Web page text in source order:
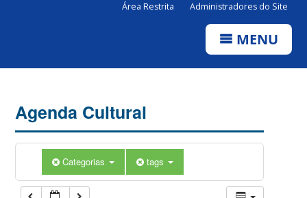
Área Restrita Administradores do Site
MENU
Agenda Cultural
Categorias tags
5:00